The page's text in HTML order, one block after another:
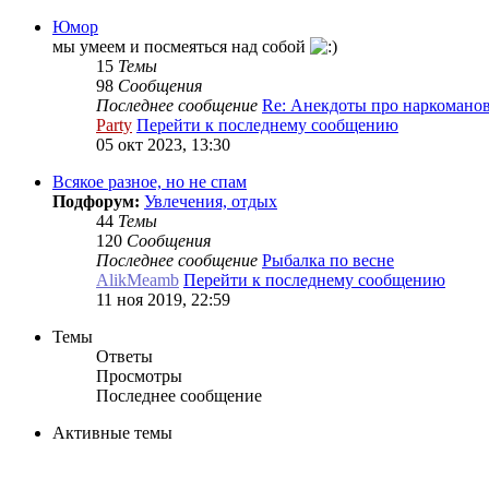
Юмор
мы умеем и посмеяться над собой
15 Темы
98 Сообщения
Последнее сообщение Re: Анекдоты про
Party Перейти к последнему сообщению
05 окт 2023, 13:30
Всякое разное, но не спам
Подфорум: Увлечения, отдых
44 Темы
120 Сообщения
Последнее сообщение Рыбалка по весне
AlikMeamb Перейти к последнему сообщению
11 ноя 2019, 22:59
Темы
Ответы
Просмотры
Последнее сообщение
Активные темы